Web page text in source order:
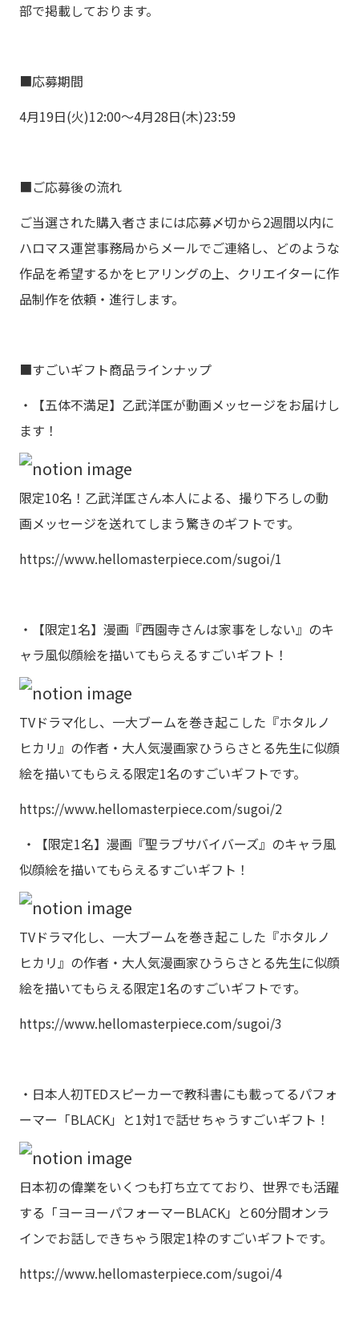
部で掲載しております。
■応募期間
4月19日(火)12:00〜4月28日(木)23:59
■ご応募後の流れ
ご当選された購入者さまには応募〆切から2週間以内に
ハロマス運営事務局からメールでご連絡し、どのような
作品を希望するかをヒアリングの上、クリエイターに作
品制作を依頼・進行します。
■すごいギフト商品ラインナップ
・【五体不満足】乙武洋匡が動画メッセージをお届けし
ます！
限定10名！乙武洋匡さん本人による、撮り下ろしの動
画メッセージを送れてしまう驚きのギフトです。
https://www.hellomasterpiece.com/sugoi/1
・【限定1名】漫画『西園寺さんは家事をしない』のキ
ャラ風似顔絵を描いてもらえるすごいギフト！
TVドラマ化し、一大ブームを巻き起こした『ホタルノ
ヒカリ』の作者・大人気漫画家ひうらさとる先生に似顔
絵を描いてもらえる限定1名のすごいギフトです。
https://www.hellomasterpiece.com/sugoi/2
・【限定1名】漫画『聖ラブサバイバーズ』のキャラ風
似顔絵を描いてもらえるすごいギフト！
TVドラマ化し、一大ブームを巻き起こした『ホタルノ
ヒカリ』の作者・大人気漫画家ひうらさとる先生に似顔
絵を描いてもらえる限定1名のすごいギフトです。
https://www.hellomasterpiece.com/sugoi/3
・日本人初TEDスピーカーで教科書にも載ってるパフォ
ーマー「BLACK」と1対1で話せちゃうすごいギフト！
日本初の偉業をいくつも打ち立てており、世界でも活躍
する「ヨーヨーパフォーマーBLACK」と60分間オンラ
インでお話しできちゃう限定1枠のすごいギフトです。
https://www.hellomasterpiece.com/sugoi/4